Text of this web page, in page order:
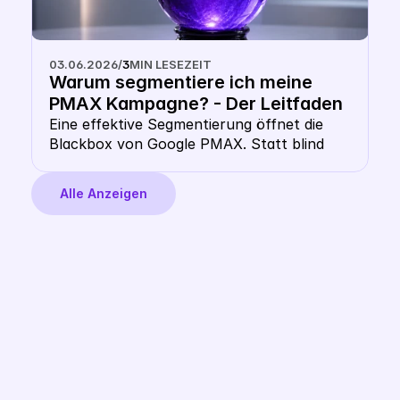
03.06.2026/3MIN LESEZEIT
Warum segmentiere ich meine
PMAX Kampagne? - Der Leitfaden
für multidimensionale Google
PMAX Segmentierung in 2026
Eine effektive Segmentierung öffnet die
Blackbox von Google PMAX. Statt blind
steuerst du deine Kampagnen über
multidimensionale Daten. Dieser Leitfaden
Alle Anzeigen